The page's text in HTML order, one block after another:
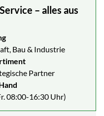
– alles aus
Bau & Industrie
Partner
08:00-16:30 Uhr)